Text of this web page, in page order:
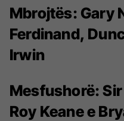
Mbrojtës: Gary
Ferdinand,
Irwin
Mesfushorë:
Roy Keane e